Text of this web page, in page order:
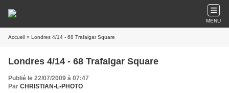
MENU
Accueil » Londres 4/14 - 68 Trafalgar Square
Londres 4/14 - 68 Trafalgar Square
Publié le 22/07/2009 à 07:47
Par CHRISTIAN•L•PHOTO